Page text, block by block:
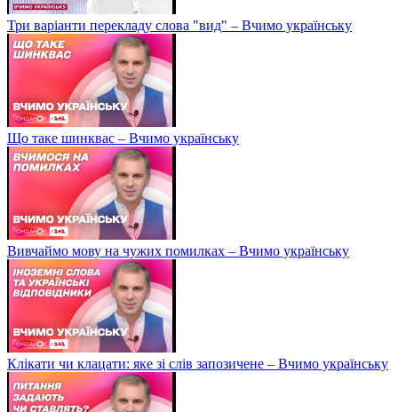
Три варіанти перекладу слова "вид" – Вчимо українську
Що таке шинквас – Вчимо українську
Вивчаймо мову на чужих помилках – Вчимо українську
Клікати чи клацати: яке зі слів запозичене – Вчимо українську